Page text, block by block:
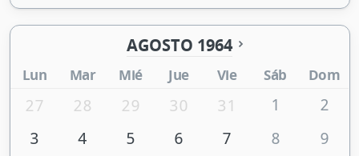
AGOSTO 1964
Lun Mar Mié Jue Vie Sáb Dom
27 28 29 30 31 1
2
3
4 5 6 7 8
9